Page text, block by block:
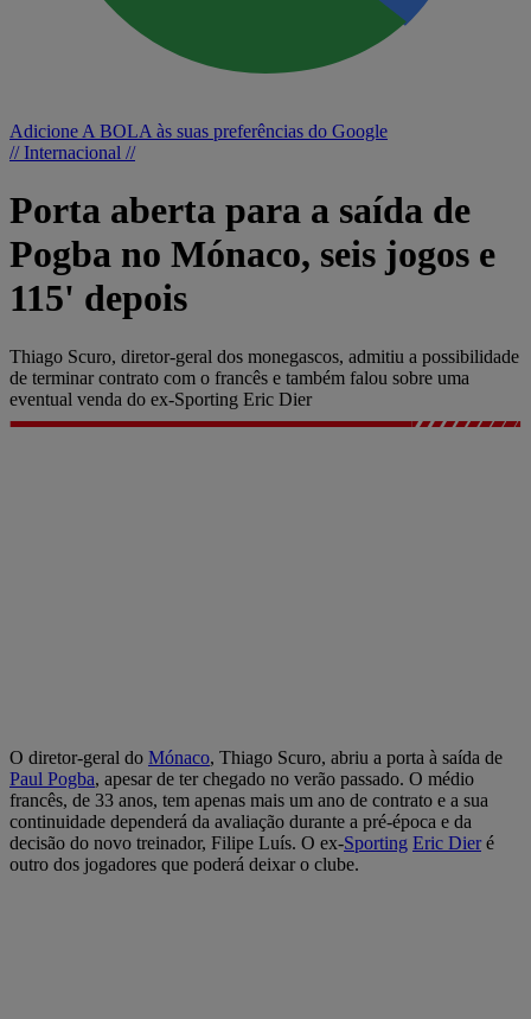
Adicione A BOLA às suas preferências do Google
// Internacional //
Porta aberta para a saída de
Pogba no Mónaco, seis jogos e
115' depois
Thiago Scuro, diretor-geral dos monegascos, admitiu a possibilidade
de terminar contrato com o francês e também falou sobre uma
eventual venda do ex-Sporting Eric Dier
O diretor-geral do Mónaco, Thiago Scuro, abriu a porta à saída de
Paul Pogba, apesar de ter chegado no verão passado. O médio
francês, de 33 anos, tem apenas mais um ano de contrato e a sua
continuidade dependerá da avaliação durante a pré-época e da
decisão do novo treinador, Filipe Luís. O ex-Sporting Eric Dieré
outro dos jogadores que poderá deixar o clube.